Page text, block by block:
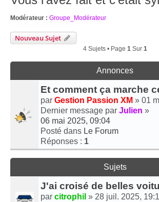
Modérateur : Groupe_Modérateur
Nouveau Sujet
4 Sujets • Page 1Sur 1
Annonces
Et comment ça marche
par Gestion Passion XM » 01
Dernier message par Julien »
06 mai 2025, 09:04
Posté dans Le Forum
Réponses : 1
Sujets
J'ai croisé de belles
par citrophil » 28 juil. 2025,